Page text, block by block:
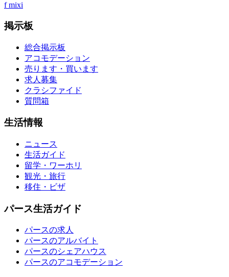
f mixi
掲示板
総合掲示板
アコモデーション
売ります・買います
求人募集
クラシファイド
質問箱
生活情報
ニュース
生活ガイド
留学・ワーホリ
観光・旅行
移住・ビザ
パース生活ガイド
パースの求人
パースのアルバイト
パースのシェアハウス
パースのアコモデーション